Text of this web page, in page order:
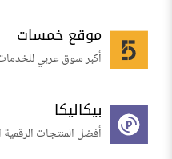
موقع خمسات
أكبر سوق عربي
بيكاليكا
أفضل المنتجات الرقمية